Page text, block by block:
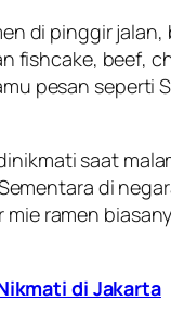
di pinggir
fishcake, beef,
pesan seperti
saat
di
ramen
di Jakarta